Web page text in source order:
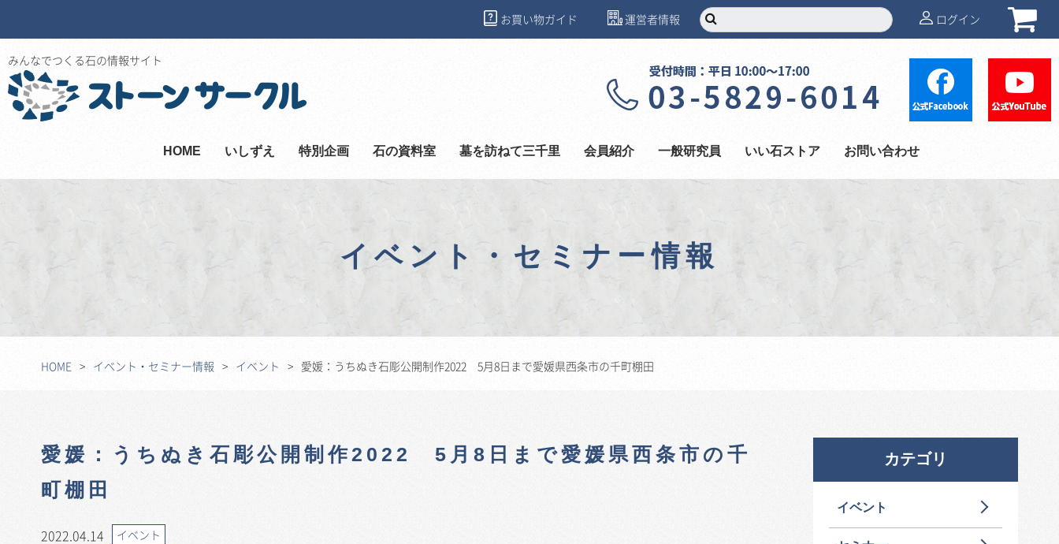
お買い物ガイド 運営者情報 ログイン
みんなでつくる石の情報サイト
HOME いしずえ 特別企画 石の資料室 墓を訪ねて三千里 会員紹介 一般研究員 いい石ストア お問い合わせ
イベント・セミナー情報
HOME イベント・セミナー情報 イベント 愛媛：うちぬき石彫公開制作2022 5月8日まで愛媛県西条市の千町棚田
愛媛：うちぬき石彫公開制作2022 5月8日まで愛媛県西条市の千
町棚田
2022.04.14 イベント
カテゴリ
イベント